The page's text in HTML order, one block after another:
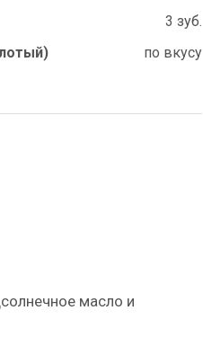
3 зуб.
по вкусу
масло и